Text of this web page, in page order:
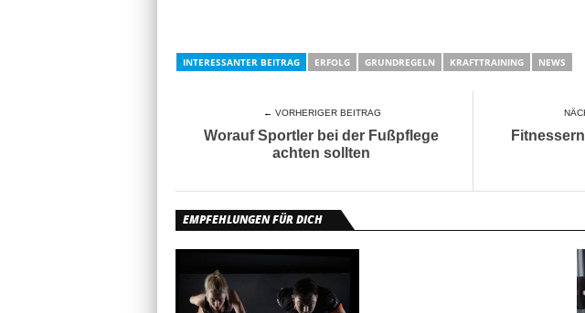
INTERESSANTER BEITRAG ERFOLG GRUNDREGELN KRAFTTRAINING NEWS
← VORHERIGER BEITRAG
Worauf Sportler bei der Fußpflege
achten sollten
EMPFEHLUNGEN FÜR DICH